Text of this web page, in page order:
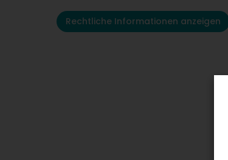
Rechtliche Informationen anzeigen